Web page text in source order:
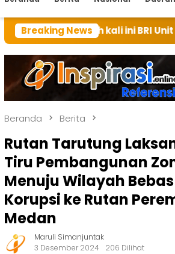
Breaking News
kali ini BRI Unit Silindung
Beranda Berita
Rutan Tarutung
Tiru Pembangunan
Menuju Wilayah
Korupsi ke Rutan
Medan
Maruli Simanjuntak
3 Desember 2024
206 Dilihat